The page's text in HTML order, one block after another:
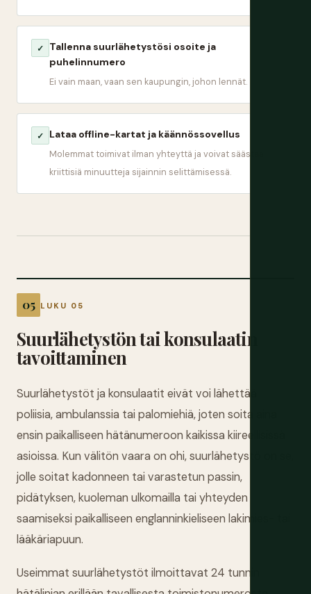
✓ Tallenna suurlähetystösi osoite ja
puhelinnumero
Ei vain maan, vaan sen kaupungin, johon lennät.
✓ Lataa offline-kartat ja käännössovellus
Molemmat toimivat ilman yhteyttä ja voivat säästää
kriittisiä minuutteja sijainnin selittämisessä.
LUKU 05
Suurlähetystön tai konsulaatin
tavoittaminen
Suurlähetystöt ja konsulaatit eivät voi lähettää
poliisia, ambulanssia tai palomiehiä, joten soita aina
ensin paikalliseen hätänumeroon kaikissa kiireellisissä
asioissa. Kun välitön vaara on ohi, suurlähetystö on se,
jolle soitat kadonneen tai varastetun passin,
pidätyksen, kuoleman ulkomailla tai yhteyden
saamiseksi paikalliseen englanninkieliseen lakimies- tai
lääkäriapuun.
Useimmat suurlähetystöt ilmoittavat 24 tunnin